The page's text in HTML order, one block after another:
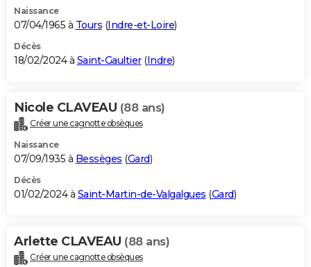
Naissance
07/04/1965 à Tours (Indre-et-Loire)
Décès
18/02/2024 à Saint-Gaultier(Indre)
Nicole CLAVEAU (88 ans)
Créer une cagnotte obsèques
Naissance
07/09/1935 à Bessèges (Gard)
Décès
01/02/2024 à Saint-Martin-de-Valgalgues (Gard)
Arlette CLAVEAU (88 ans)
Créer une cagnotte obsèques